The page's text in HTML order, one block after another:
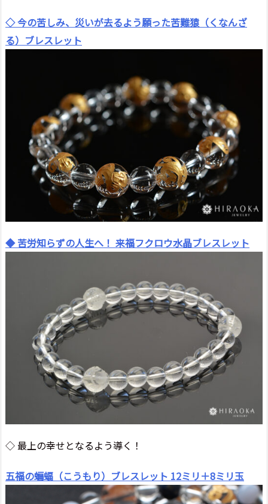
◇ 今の苦しみ、災いが去るよう願った苦難猿（くなんざ
る）ブレスレット
◆ 苦労知らずの人生へ！ 来福フクロウ水晶ブレスレット
◇ 最上の幸せとなるよう導く！
五福の蝙蝠（こうもり）ブレスレット 12ミリ＋8ミリ玉